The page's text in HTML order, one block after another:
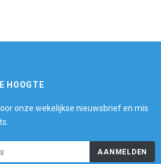
HOOGTE
onze wekelijkse nieuwsbrief en mis
AANMELDEN